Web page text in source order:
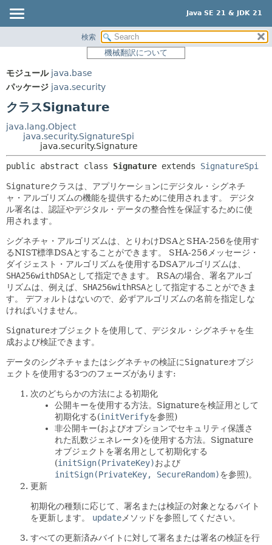
Java SE 21 & JDK 21
パッケージ
使用
ツリー
プレビュー
新規
非推奨
索引
ヘルプ
サマリー:
ネスト済
フィールド
メソッド
検索
機械翻訳について
モジュール java.base
パッケージ java.security
クラスSignature
java.lang.Object
java.security.SignatureSpi
java.security.Signature
public abstract class Signature extends SignatureSpi
Signatureクラスは、アプリケーションにデジタル・シグネチ
ャ・アルゴリズムの機能を提供するために使用されます。
デジタ
ル署名は、認証やデジタル・データの整合性を保証するために使
用されます。
シグネチャ・アルゴリズムは、とりわけDSAとSHA-256を使用す
るNIST標準DSAとすることができます。
SHA-256メッセージ・
ダイジェスト・アルゴリズムを使用するDSAアルゴリズムは、
SHA256withDSAとして指定できます。
RSAの場合、署名アルゴ
リズムは、例えば、 SHA256withRSAとして指定することができま
す。
デフォルトはないので、必ずアルゴリズムの名前を指定しな
ければいけません。
Signatureオブジェクトを使用して、デジタル・シグネチャを生
成および検証できます。
データのシグネチャまたはシグネチャの検証にSignatureオブジ
ェクトを使用する3つのフェーズがあります:
次のどちらかの方法による初期化
公開キーを使用する方法。Signatureを検証用として
初期化する(initVerifyを参照)
非公開キー(およびオプションでセキュリティ保護さ
れた乱数ジェネレータ)を使用する方法。Signature
オブジェクトを署名用として初期化する
(initSign(PrivateKey)および
initSign(PrivateKey, SecureRandom)を参照)。
更新
初期化の種類に応じて、署名または検証の対象となるバイト
を更新します。
update メソッドを参照してください。
すべての更新済みバイトに対して署名または署名の検証を行